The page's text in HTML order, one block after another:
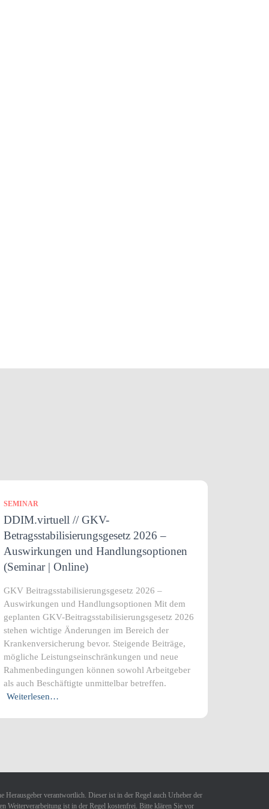
SEMINAR
DDIM.virtuell // GKV-
Betragsstabilisierungsgesetz 2026 –
Auswirkungen und Handlungsoptionen
(Seminar | Online)
GKV Beitragsstabilisierungsgesetz 2026 –
Auswirkungen und Handlungsoptionen Mit dem
geplanten GKV-Beitragsstabilisierungsgesetz 2026
stehen wichtige Änderungen im Bereich der
Krankenversicherung bevor. Steigende Beiträge,
mögliche Leistungseinschränkungen und neue
Rahmenbedingungen können sowohl Arbeitgeber
als auch Beschäftigte unmittelbar betreffen.
Weiterlesen…
Herausgeber verantwortlich. Dieser ist in der Regel auch Urheber der
Weiterverarbeitung ist in der Regel kostenfrei. Bitte klären Sie vor